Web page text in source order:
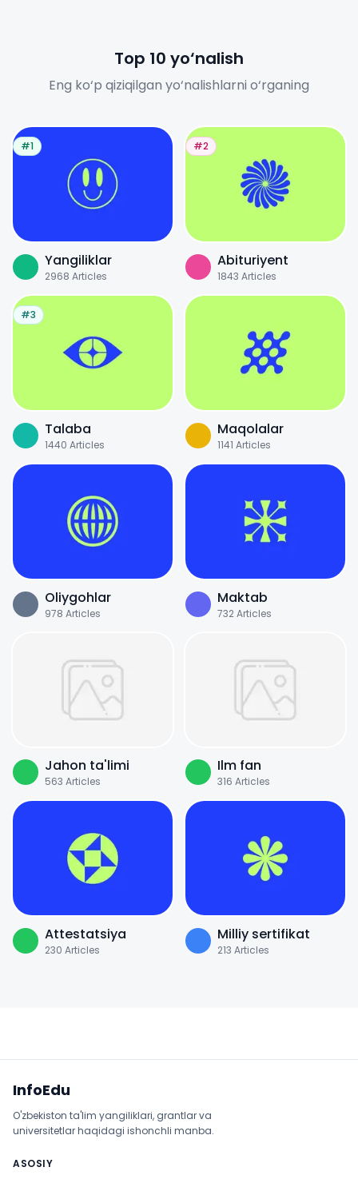
Top 10 yo‘nalish
Eng ko‘p qiziqilgan yo‘nalishlarni o‘rganing
#1
Yangiliklar
2968 Articles
#2
Abituriyent
1843 Articles
#3
Talaba
1440 Articles
Maqolalar
1141 Articles
Oliygohlar
978 Articles
Maktab
732Articles
Jahon ta'limi
563 Articles
Ilm fan
316 Articles
Attestatsiya
230 Articles
Milliy sertifikat
213 Articles
InfoEdu
O'zbekiston ta'lim yangiliklari, grantlar va
universitetlar haqidagi ishonchli manba.
ASOSIY